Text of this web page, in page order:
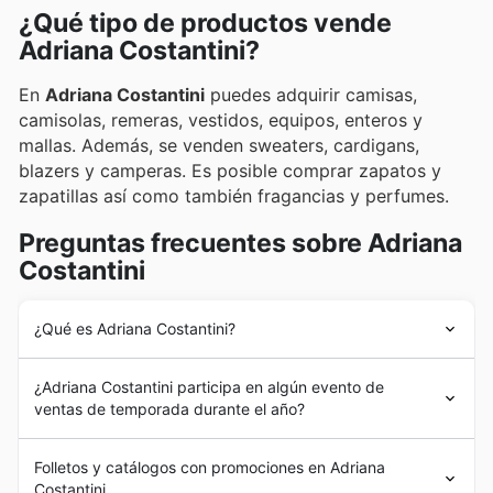
promociones exclusivas a través de sus catálogos
online y anuncios semanales.
¿Qué tipo de productos vende
Adriana Costantini?
En Adriana Costantini puedes adquirir camisas,
camisolas, remeras, vestidos, equipos, enteros y
mallas. Además, se venden sweaters, cardigans,
blazers y camperas. Es posible comprar zapatos y
zapatillas así como también fragancias y perfumes.
Preguntas frecuentes sobre Adriana
Costantini
¿Qué es Adriana Costantini?
indumentaria femenina en 1985, en una pequeña oficina
en el Hotel Alvear de Buenos Aires. Sus comienzos
vieron cómo la empresa fue muy bien recibida en el
interior del país para luego triunfar en la capital.
Actualmente, tiene 18 tiendas en Buenos Aires, City
¿Adriana Costantini participa en algún evento de
ventas de temporada durante el año?
importanteseventos de ventas de temporaday
Folletos y catálogos con promociones en Adriana